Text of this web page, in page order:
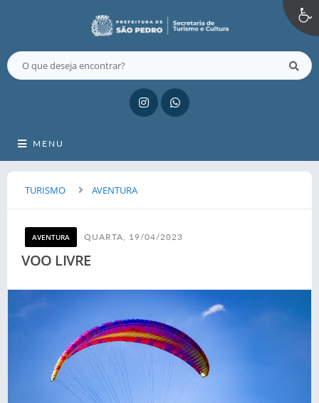
MENU
TURISMO AVENTURA
AVENTURA QUARTA, 19/04/2023
VOO LIVRE